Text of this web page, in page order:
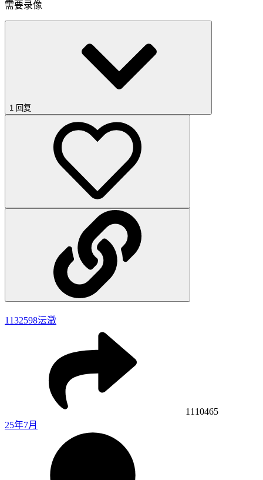
需要录像
1 回复
1132598沄澂
1110465
25年7月